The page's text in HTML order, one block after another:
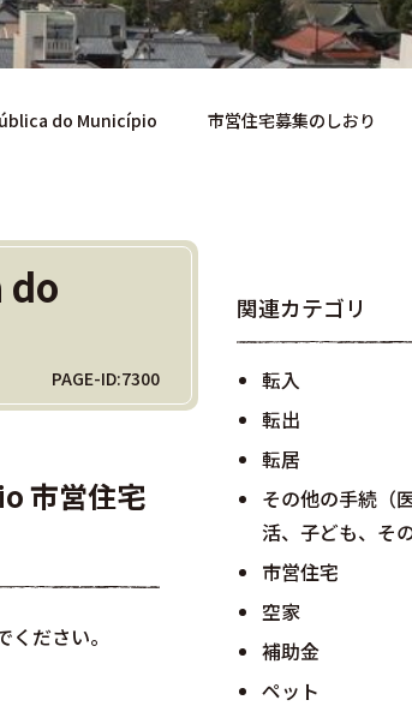
do Município 市営住宅募集のしおり
do
PAGE-ID:7300
市営住宅
ださい。
関連カテゴリ
転入
転出
転居
その他の手続（
活、子ども、その
市営住宅
空家
補助金
ペット